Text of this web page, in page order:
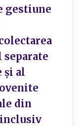
gestiune
și al
din